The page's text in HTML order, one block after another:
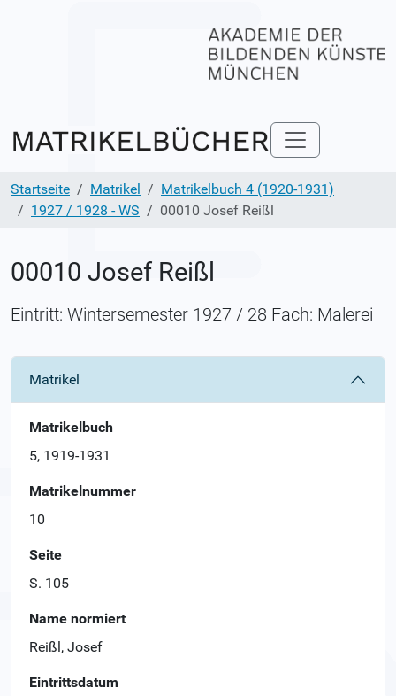
Startseite Matrikel
Matrikelbuch 4 (1920-1931)
1927 / 1928 - WS
00010 Josef Reißl
00010 Josef Reißl
Eintritt: Wintersemester 1927 / 28 Fach: Malerei
Matrikel
Matrikelbuch
5, 1919-1931
Matrikelnummer
10
Seite
S. 105
Name normiert
Reißl, Josef
Eintrittsdatum